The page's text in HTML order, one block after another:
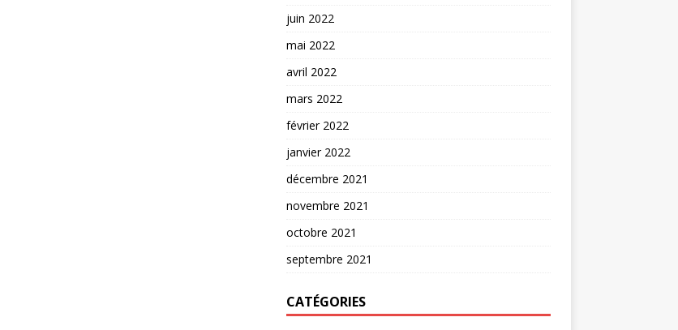
juin 2022
mai 2022
avril 2022
mars 2022
février 2022
janvier 2022
décembre 2021
novembre 2021
octobre 2021
septembre 2021
CATÉGORIES